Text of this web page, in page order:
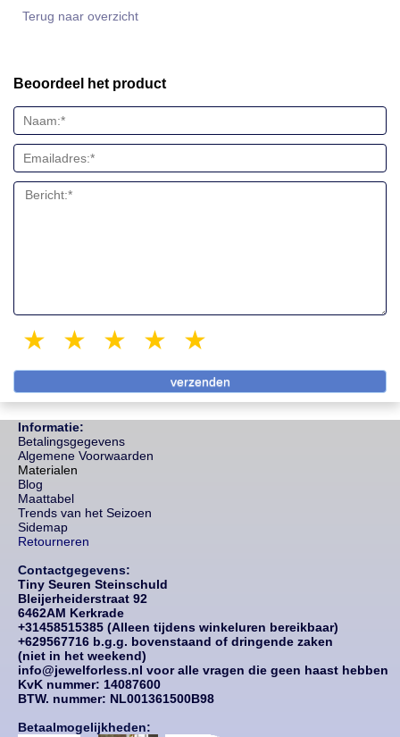
Terug naar overzicht
Beoordeel het product
4 stars
3 stars
2 stars
1 star
Informatie:
Betalingsgegevens
Algemene Voorwaarden
Materialen
Blog
Maattabel
Trends van het Seizoen
Sidemap
Retourneren
Contactgegevens:
Tiny Seuren Steinschuld
Bleijerheiderstraat 92
6462AM Kerkrade
+31458515385 (Alleen tijdens winkeluren bereikbaar)
+629567716 b.g.g. bovenstaand of dringende zaken
(niet in het weekend)
info@jewelforless.nl voor alle vragen die geen haast hebben
KvK nummer: 14087600
BTW. nummer: NL001361500B98
Betaalmogelijkheden: